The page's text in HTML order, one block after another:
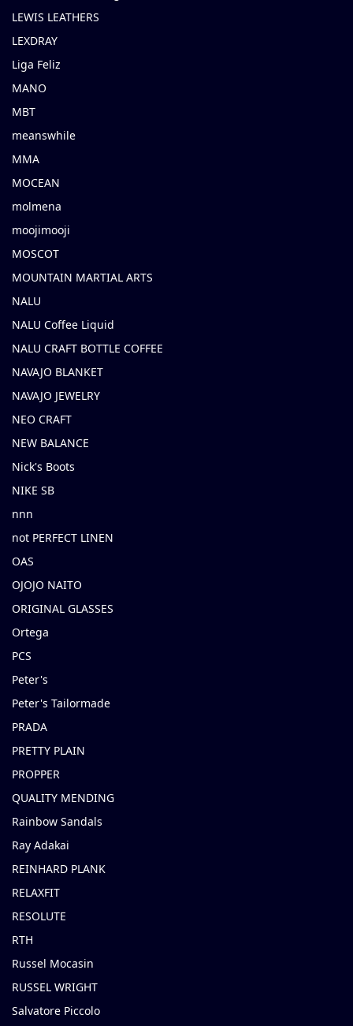
LEWIS LEATHERS
LEXDRAY
Liga Feliz
MANO
MBT
meanswhile
MMA
MOCEAN
molmena
moojimooji
MOSCOT
MOUNTAIN MARTIAL ARTS
NALU
NALU Coffee Liquid
NALU CRAFT BOTTLE COFFEE
NAVAJO BLANKET
NAVAJO JEWELRY
NEO CRAFT
NEW BALANCE
Nick's Boots
NIKE SB
nnn
not PERFECT LINEN
OAS
OJOJO NAITO
ORIGINAL GLASSES
Ortega
PCS
Peter's
Peter's Tailormade
PRADA
PRETTY PLAIN
PROPPER
QUALITY MENDING
Rainbow Sandals
Ray Adakai
REINHARD PLANK
RELAXFIT
RESOLUTE
RTH
Russel Mocasin
RUSSEL WRIGHT
Salvatore Piccolo